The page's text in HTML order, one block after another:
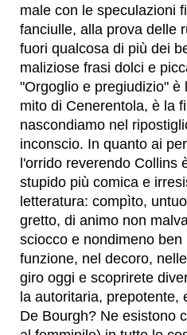
male con le speculazioni
fanciulle, alla prova delle
fuori qualcosa di più dei
maliziose frasi dolci e
"Orgoglio e pregiudizio" è
mito di Cenerentola, è la
nascondiamo nel
inconscio. In quanto ai
l'orrido reverendo Collins
stupido più comica e
letteratura: compìto,
gretto, di animo non
sciocco e nondimeno
funzione, nel decoro,
giro oggi e scoprirete
la autoritaria, prepotente,
De Bourgh? Ne esistono